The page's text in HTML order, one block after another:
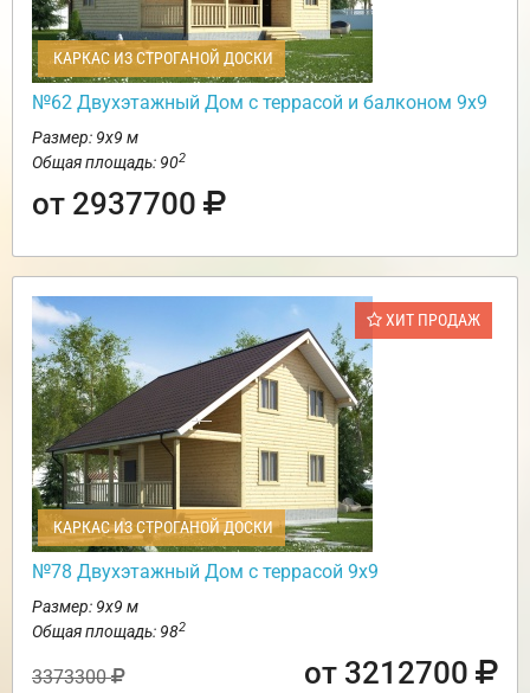
КАРКАС ИЗ СТРОГАНОЙ ДОСКИ
№62 Двухэтажный Дом с террасой и балконом 9х9
Размер: 9х9 м
Общая площадь: 902
от 2937700
ХИТ ПРОДАЖ
КАРКАС ИЗ СТРОГАНОЙ ДОСКИ
№78 Двухэтажный Дом с террасой 9х9
Размер: 9х9 м
Общая площадь: 982
3373300 от 3212700